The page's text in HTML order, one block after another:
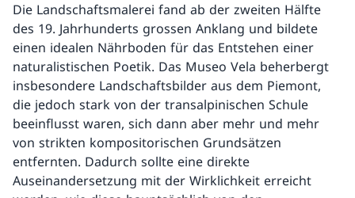
Die Landschaftsmalerei fand ab der zweiten Hälfte
des 19. Jahrhunderts grossen Anklang und bildete
einen idealen Nährboden für das Entstehen einer
naturalistischen Poetik. Das Museo Vela beherbergt
insbesondere Landschaftsbilder aus dem Piemont,
die jedoch stark von der transalpinischen Schule
beeinflusst waren, sich dann aber mehr und mehr
von strikten kompositorischen Grundsätzen
entfernten. Dadurch sollte eine direkte
Auseinandersetzung mit der Wirklichkeit erreicht